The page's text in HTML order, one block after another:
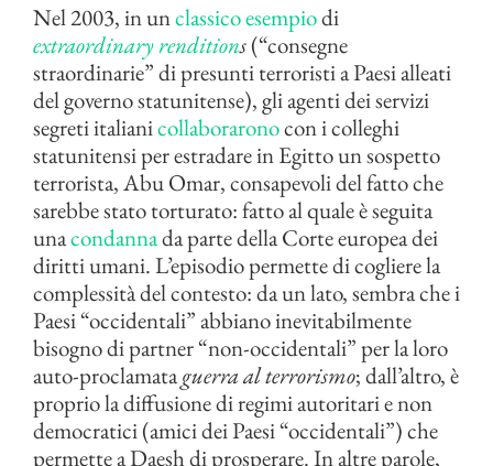
Nel 2003, in unclassico esempiodi
extraordinary renditions(“consegne
straordinarie” di presunti terroristi a Paesi alleati
del governo statunitense), gli agenti dei servizi
segreti italianicollaboraronocon i colleghi
statunitensi per estradare in Egitto un sospetto
terrorista, Abu Omar, consapevoli del fatto che
sarebbe stato torturato: fatto al quale è seguita
unacondannada parte della Corte europea dei
diritti umani. L’episodio permette di cogliere la
complessità del contesto: da un lato, sembra che i
Paesi “occidentali” abbiano inevitabilmente
bisogno di partner “non-occidentali” per la loro
auto-proclamataguerra al terrorismo; dall’altro, è
proprio la diffusione di regimi autoritari e non
democratici (amici dei Paesi “occidentali”) che
permette a Daesh di prosperare. In altre parole,